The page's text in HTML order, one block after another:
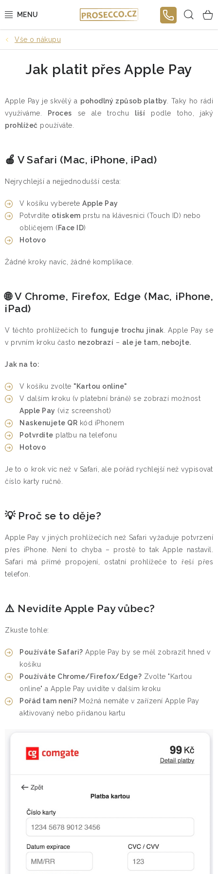
na
E-SHOP
DÁRKOVÉ POUKAZY
NAŠI VINAŘI
SLUŽBY
Doprava a platba
Vše o nákupu
Jak platit přes Apple Pay
Apple Pay je skvělý a pohodlný způsob platby . Taky ho rádi
využíváme.
Proces se ale trochu liší podle toho, jaký
prohlížeč používáte.
🍎 V Safari (Mac, iPhone, iPad)
Nejrychlejší a nejjednodušší cesta:
V košíku vyberete Apple Pay
Potvrdíte otiskem prstu na klávesnici (Touch ID) nebo
obličejem (Face ID)
Hotovo
Žádné kroky navíc, žádné komplikace.
🌐 V Chrome, Firefox, Edge (Mac, iPhone,
iPad)
V těchto prohlížečích to funguje trochu jinak . Apple Pay se
v prvním kroku často nezobrazí – ale je tam, nebojte.
Jak na to:
V košíku zvolte "Kartou online"
V dalším kroku (v platební bráně) se zobrazí možnost
Apple Pay (viz screenshot)
Naskenujete QR kód iPhonem
Potvrdíte platbu na telefonu
Hotovo
Je to o krok víc než v Safari, ale pořád rychlejší než vypisovat
číslo karty ručně.
💡 Proč se to děje?
Apple Pay v jiných prohlížečích než Safari vyžaduje potvrzení
přes iPhone. Není to chyba – prostě to tak Apple nastavil.
Safari má přímé propojení, ostatní prohlížeče to řeší přes
telefon.
⚠️ Nevidíte Apple Pay vůbec?
Zkuste tohle:
Používáte Safari? Apple Pay by se měl zobrazit hned v
košíku
Používáte Chrome/Firefox/Edge? Zvolte "Kartou
online" a Apple Pay uvidíte v dalším kroku
Pořád tam není? Možná nemáte v zařízení Apple Pay
aktivovaný nebo přidanou kartu